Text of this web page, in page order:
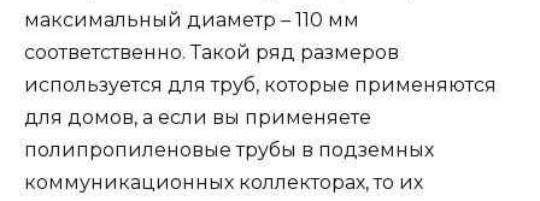
максимальный диаметр – 110 мм
соответственно. Такой ряд размеров
используется для труб, которые применяются
для домов, а если вы применяете
полипропиленовые трубы в подземных
коммуникационных коллекторах, то их